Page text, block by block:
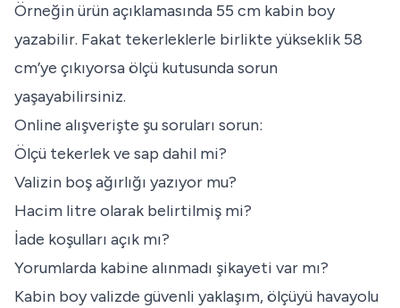
Örneğin ürün açıklamasında 55 cm kabin boy
yazabilir. Fakat tekerleklerle birlikte yükseklik 58
cm’ye çıkıyorsa ölçü kutusunda sorun
yaşayabilirsiniz.
Online alışverişte şu soruları sorun:
Ölçü tekerlek ve sap dahil mi?
Valizin boş ağırlığı yazıyor mu?
Hacim litre olarak belirtilmiş mi?
İade koşulları açık mı?
Yorumlarda kabine alınmadı şikayeti var mı?
Kabin boy valizde güvenli yaklaşım, ölçüyü havayolu